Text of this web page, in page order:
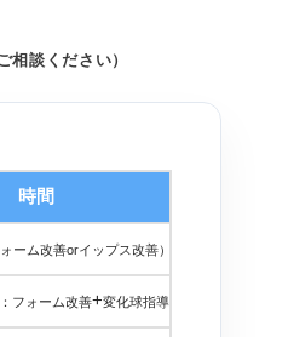
相談ください）
時間
ォーム改善orイップス改善）
：フォーム改善+変化球指導）